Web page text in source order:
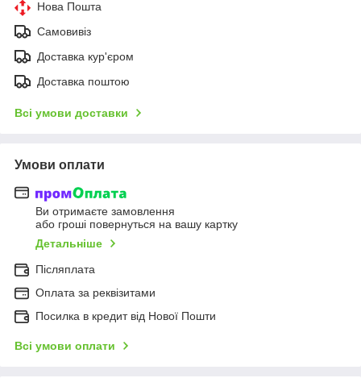
Нова Пошта
Самовивіз
Доставка кур'єром
Доставка поштою
Всі умови доставки
Умови оплати
Ви отримаєте замовлення
або гроші повернуться на вашу картку
Детальніше
Післяплата
Оплата за реквізитами
Посилка в кредит від Нової Пошти
Всі умови оплати